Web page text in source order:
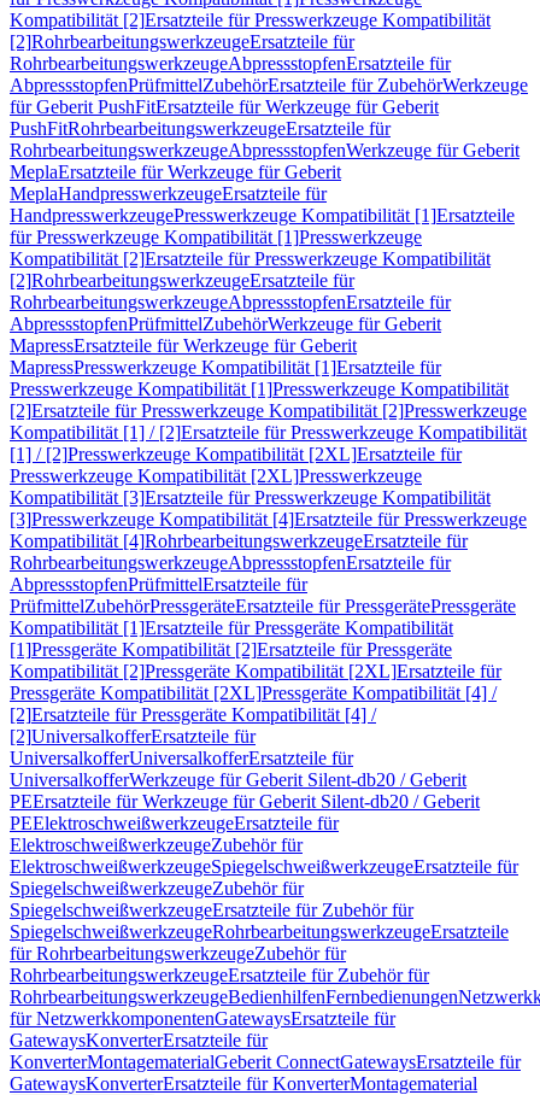
Kompatibilität [2]Ersatzteile für Presswerkzeuge Kompatibilität
[2]RohrbearbeitungswerkzeugeErsatzteile für
RohrbearbeitungswerkzeugeAbpressstopfenErsatzteile für
AbpressstopfenPrüfmittelZubehörErsatzteile für ZubehörWerkzeuge
für Geberit PushFitErsatzteile für Werkzeuge für Geberit
PushFitRohrbearbeitungswerkzeugeErsatzteile für
RohrbearbeitungswerkzeugeAbpressstopfenWerkzeuge für Geberit
MeplaErsatzteile für Werkzeuge für Geberit
MeplaHandpresswerkzeugeErsatzteile für
HandpresswerkzeugePresswerkzeuge Kompatibilität [1]Ersatzteile
für Presswerkzeuge Kompatibilität [1]Presswerkzeuge
Kompatibilität [2]Ersatzteile für Presswerkzeuge Kompatibilität
[2]RohrbearbeitungswerkzeugeErsatzteile für
RohrbearbeitungswerkzeugeAbpressstopfenErsatzteile für
AbpressstopfenPrüfmittelZubehörWerkzeuge für Geberit
MapressErsatzteile für Werkzeuge für Geberit
MapressPresswerkzeuge Kompatibilität [1]Ersatzteile für
Presswerkzeuge Kompatibilität [1]Presswerkzeuge Kompatibilität
[2]Ersatzteile für Presswerkzeuge Kompatibilität [2]Presswerkzeuge
Kompatibilität [1] / [2]Ersatzteile für Presswerkzeuge Kompatibilität
[1] / [2]Presswerkzeuge Kompatibilität [2XL]Ersatzteile für
Presswerkzeuge Kompatibilität [2XL]Presswerkzeuge
Kompatibilität [3]Ersatzteile für Presswerkzeuge Kompatibilität
[3]Presswerkzeuge Kompatibilität [4]Ersatzteile für Presswerkzeuge
Kompatibilität [4]RohrbearbeitungswerkzeugeErsatzteile für
RohrbearbeitungswerkzeugeAbpressstopfenErsatzteile für
AbpressstopfenPrüfmittelErsatzteile für
PrüfmittelZubehörPressgeräteErsatzteile für PressgerätePressgeräte
Kompatibilität [1]Ersatzteile für Pressgeräte Kompatibilität
[1]Pressgeräte Kompatibilität [2]Ersatzteile für Pressgeräte
Kompatibilität [2]Pressgeräte Kompatibilität [2XL]Ersatzteile für
Pressgeräte Kompatibilität [2XL]Pressgeräte Kompatibilität [4] /
[2]Ersatzteile für Pressgeräte Kompatibilität [4] /
[2]UniversalkofferErsatzteile für
UniversalkofferUniversalkofferErsatzteile für
UniversalkofferWerkzeuge für Geberit Silent-db20 / Geberit
PEErsatzteile für Werkzeuge für Geberit Silent-db20 / Geberit
PEElektroschweißwerkzeugeErsatzteile für
ElektroschweißwerkzeugeZubehör für
ElektroschweißwerkzeugeSpiegelschweißwerkzeugeErsatzteile für
SpiegelschweißwerkzeugeZubehör für
SpiegelschweißwerkzeugeErsatzteile für Zubehör für
SpiegelschweißwerkzeugeRohrbearbeitungswerkzeugeErsatzteile
für RohrbearbeitungswerkzeugeZubehör für
RohrbearbeitungswerkzeugeErsatzteile für Zubehör für
RohrbearbeitungswerkzeugeBedienhilfenFernbedienungen
für NetzwerkkomponentenGatewaysErsatzteile für
GatewaysKonverterErsatzteile für
KonverterMontagematerialGeberit ConnectGatewaysErsatzteile für
GatewaysKonverterErsatzteile für KonverterMontagematerial